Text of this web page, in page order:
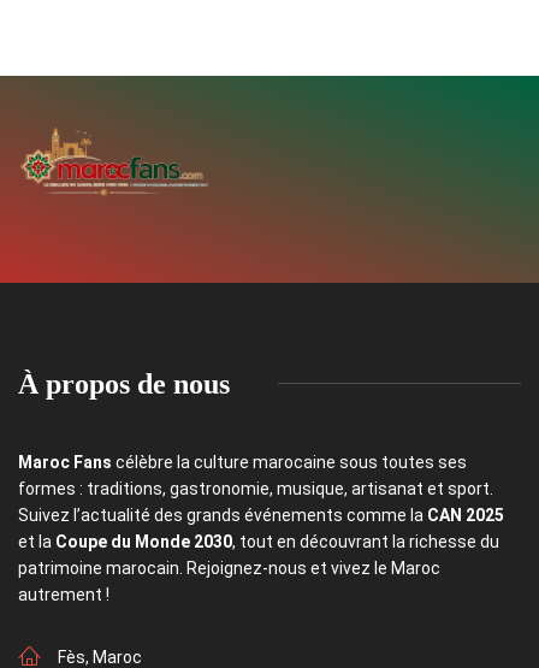
À propos de nous
Maroc Fans célèbre la culture marocaine sous toutes ses
formes : traditions, gastronomie, musique, artisanat et sport.
Suivez l’actualité des grands événements comme la CAN 2025
et la Coupe du Monde 2030, tout en découvrant la richesse du
patrimoine marocain. Rejoignez-nous et vivez le Maroc
autrement !
Fès, Maroc